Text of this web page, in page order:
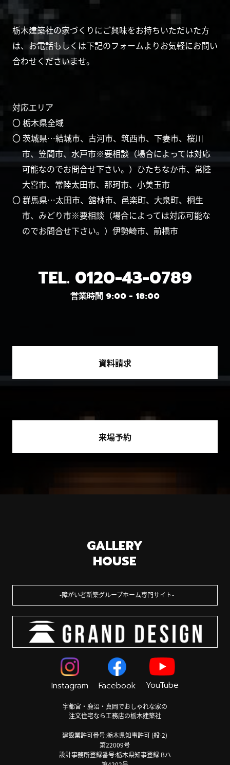
栃木建築社の家づくりにご興味をお持ちいただいた方
は、お電話もしくは下記のフォームよりお気軽にお問い
合わせくださいませ。
対応エリア
〇 栃木県全域
〇 茨城県…結城市、古河市、筑西市、下妻市、桜川
市、笠間市、水戸市※要相談（場合によっては対応
可能なのでお問合せ下さい。）ひたちなか市、常陸
大宮市、常陸太田市、那珂市、小美玉市
〇 群馬県…太田市、舘林市、邑楽町、大泉町、桐生
市、みどり市※要相談（場合によっては対応可能な
のでお問合せ下さい。）伊勢崎市、前橋市
TEL. 0120-43-0789
営業時間 9:00 - 18:00
資料請求
来場予約
GALLERY
HOUSE
障がい者新築グループホーム専門サイト
Instagram Facebook YouTube
宇都宮・鹿沼・真岡でおしゃれな家の
注文住宅なら工務店の栃木建築社
建設業許可番号:栃木県知事許可 (般-2)
第22009号
設計事務所登録番号:栃木県知事登録 Bハ